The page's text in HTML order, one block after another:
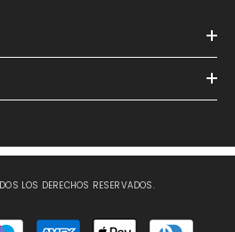
LOS DERECHOS RESERVADOS.
Métodos